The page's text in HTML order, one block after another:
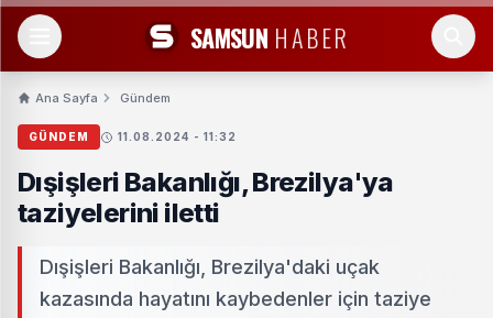
SAMSUN HABER
Ana Sayfa Gündem
GÜNDEM 11.08.2024 - 11:32
Dışişleri Bakanlığı, Brezilya'ya
taziyelerini iletti
Dışişleri Bakanlığı, Brezilya'daki uçak
kazasında hayatını kaybedenler için taziye